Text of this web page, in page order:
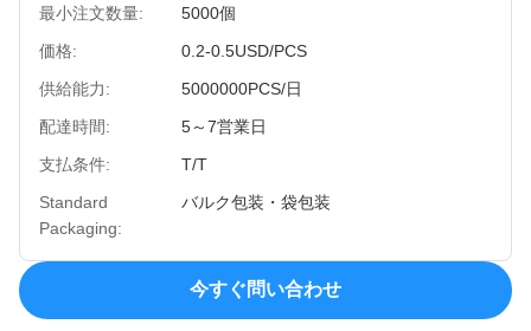
最小注文数量:
5000個
価格:
0.2-0.5USD/PCS
供給能力:
5000000PCS/日
配達時間:
5～7営業日
支払条件:
T/T
Standard
Packaging:
バルク包装・袋包装
今すぐ問い合わせ